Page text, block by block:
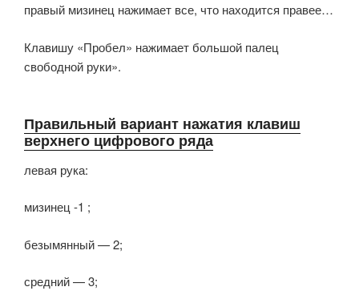
правый мизинец нажимает все, что находится правее…
Клавишу «Пробел» нажимает большой палец
свободной руки».
Правильный вариант нажатия клавиш
верхнего цифрового ряда
левая рука:
мизинец -1 ;
безымянный — 2;
средний — 3;